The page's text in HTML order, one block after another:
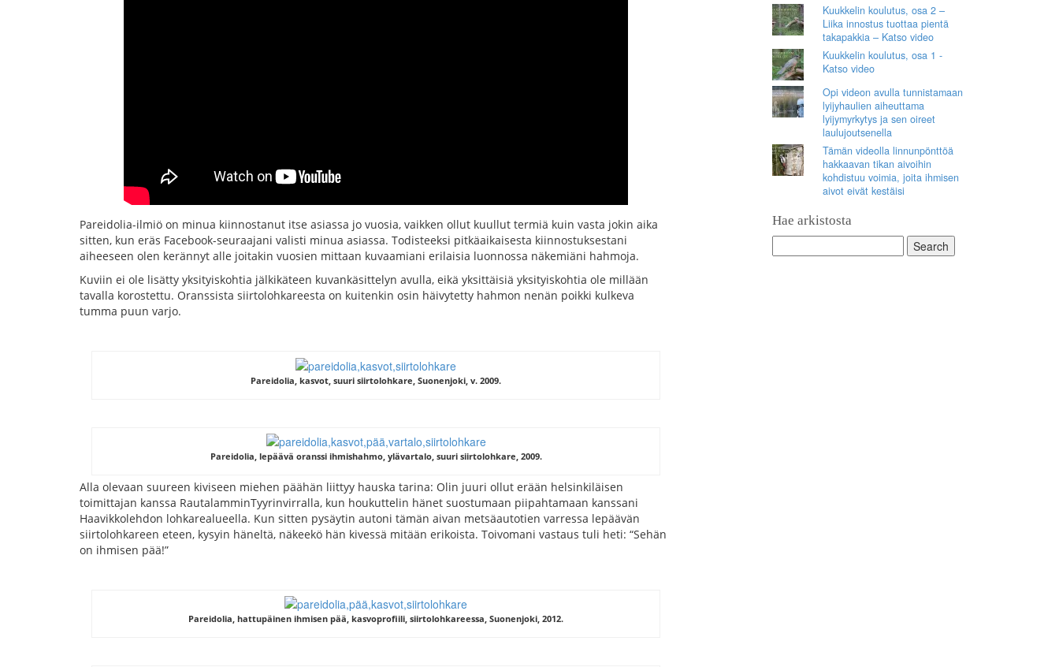
Pareidolia-ilmiö on minua kiinnostanut itse asiassa jo vuosia, vaikken ollut kuullut termiä kuin vasta jokin aika
sitten, kun eräs Facebook-seuraajani valisti minua asiassa. Todisteeksi pitkäaikaisesta kiinnostuksestani
aiheeseen olen kerännyt alle joitakin vuosien mittaan kuvaamiani erilaisia luonnossa näkemiäni hahmoja.
Kuviin ei ole lisätty yksityiskohtia jälkikäteen kuvankäsittelyn avulla, eikä yksittäisiä yksityiskohtia ole millään
tavalla korostettu. Oranssista siirtolohkareesta on kuitenkin osin häivytetty hahmon nenän poikki kulkeva
tumma puun varjo.
Pareidolia, kasvot, suuri siirtolohkare, Suonenjoki, v. 2009.
Pareidolia, lepäävä oranssi ihmishahmo, ylävartalo, suuri siirtolohkare, 2009.
Alla olevaan suureen kiviseen miehen päähän liittyy hauska tarina: Olin juuri ollut erään helsinkiläisen
toimittajan kanssa RautalamminTyyrinvirralla, kun houkuttelin hänet suostumaan piipahtamaan kanssani
Haavikkolehdon lohkarealueella. Kun sitten pysäytin autoni tämän aivan metsäautotien varressa lepäävän
siirtolohkareen eteen, kysyin häneltä, näkeekö hän kivessä mitään erikoista. Toivomani vastaus tuli heti: “Sehän
on ihmisen pää!”
Pareidolia, hattupäinen ihmisen pää, kasvoprofiili, siirtolohkareessa, Suonenjoki, 2012.
Kuukkelin koulutus, osa 2 –
Liika innostus tuottaa pientä
takapakkia – Katso video
Kuukkelin koulutus, osa 1 -
Katso video
Opi videon avulla tunnistamaan
lyijyhaulien aiheuttama
lyijymyrkytys ja sen oireet
laulujoutsenella
Tämän videolla linnunpönttöä
hakkaavan tikan aivoihin
kohdistuu voimia, joita ihmisen
aivot eivät kestäisi
Hae arkistosta
for: